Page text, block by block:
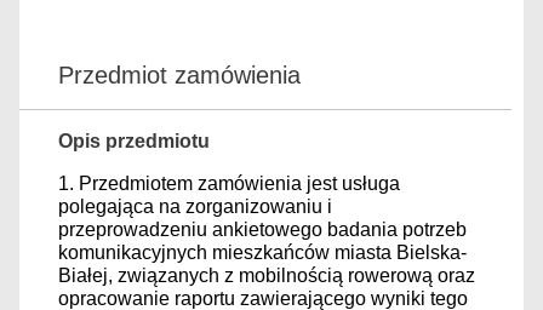
Przedmiot zamówienia
Opis przedmiotu
1. Przedmiotem zamówienia jest usługa
polegająca na zorganizowaniu i
przeprowadzeniu ankietowego badania potrzeb
komunikacyjnych mieszkańców miasta Bielska-
Białej, związanych z mobilnością rowerową oraz
opracowanie raportu zawierającego wyniki tego